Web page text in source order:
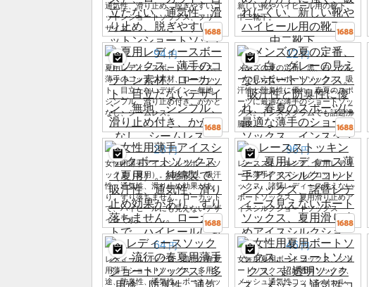
通気性、滑り止め、脱ぎやすいコ
ットンショートソックス、フリー
サイズ
新しい靴やハイヒール用の靴下、
中二靴下。
94 円
夏用レディースボートソックス、
薄手のコットン素材、ローカッ
ト、目立たないデザイン、無地、
シンプル、滑り止め付き、かかと
なし、シームレス。
12 円
メンズの夏の定番、黒、白、グレ
ーの見えないボートソックス。吸
汗性と防臭性に優れ、春夏のスポ
ーツに最適な薄手のショートソッ
クス。インスタグラムでも話題沸
騰中。
28 円
女性用薄手アイスシルクボートソ
ックス（夏用）。純綿製で、吸汗
性、通気性、滑り止め効果があ
り、ずり落ちません。ローカット
で、ハイヒールにも見えないデザ
インです。
96 円
レースストッキング、夏用レディ
ース薄手アイスシルクコットンソ
ックス、諸曁レディース見えない
ボートソックス、夏用滑り止めア
イスシルクショートソックス
64 円
レディースソックス、流行の春夏
用薄手ショートソックス、多用
途、防臭性、通気性、ボートソッ
46 円
女性用夏用ボートソックス、ショ
ートソックス、超透明ソックス、
メッシュ通気性コットンソール、